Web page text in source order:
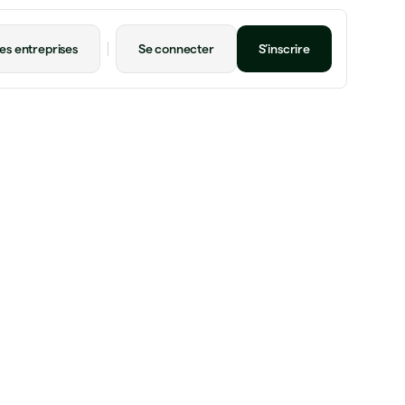
entreprises Se connecter S’inscrire